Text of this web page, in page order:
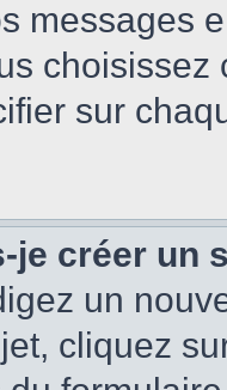
messages
sur
je créer un
un
cliquez